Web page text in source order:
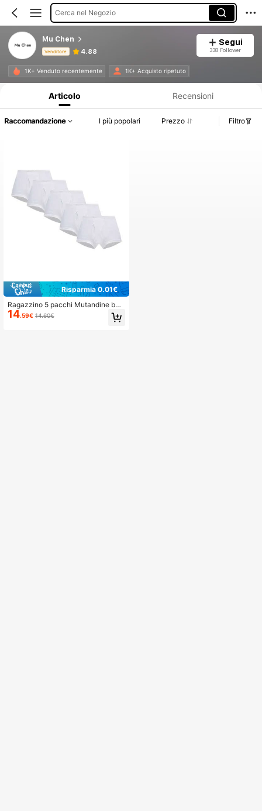
Cerca nel Negozio
Mu Chen
Venditore 4.88
Segui
338 Follower
1K+ Venduto recentemente 1K+ Acquisto ripetuto
Articolo Recensioni
Raccomandazione I più popolari Prezzo Filtro
Risparmia 0.01€
Ragazzino 5 pacchi Mutandine box
er monocolore
14.59€ 14.60€